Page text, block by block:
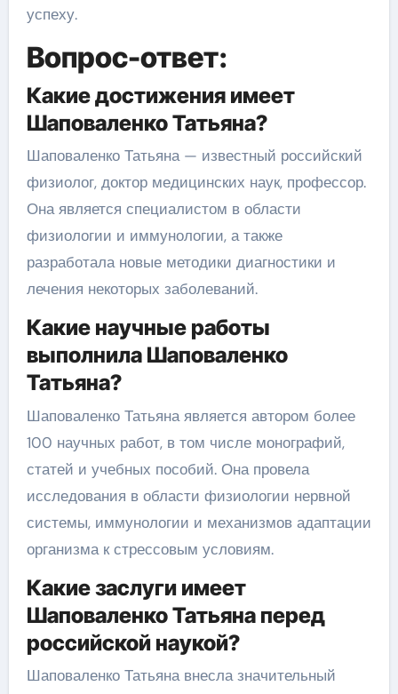
успеху.
Вопрос-ответ:
Какие достижения имеет
Шаповаленко Татьяна?
Шаповаленко Татьяна — известный российский
физиолог, доктор медицинских наук, профессор.
Она является специалистом в области
физиологии и иммунологии, а также
разработала новые методики диагностики и
лечения некоторых заболеваний.
Какие научные работы
выполнила Шаповаленко
Татьяна?
Шаповаленко Татьяна является автором более
100 научных работ, в том числе монографий,
статей и учебных пособий. Она провела
исследования в области физиологии нервной
системы, иммунологии и механизмов адаптации
организма к стрессовым условиям.
Какие заслуги имеет
Шаповаленко Татьяна перед
российской наукой?
Шаповаленко Татьяна внесла значительный